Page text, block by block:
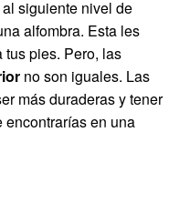
siguiente nivel de
alfombra. Esta les
pies. Pero, las
no son iguales. Las
más duraderas y tener
en una